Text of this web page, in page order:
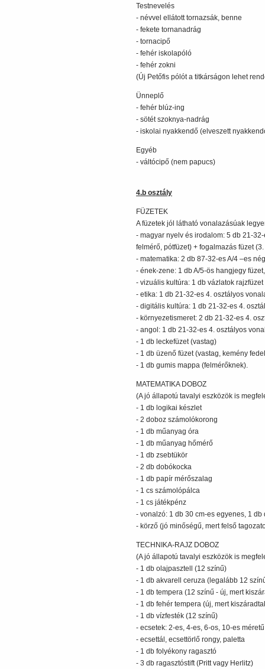
Testnevelés
- névvel ellátott tornazsák, benne
- fekete tornanadrág
- tornacipő
- fehér iskolapóló
- fehér zokni
(Új Petőfis pólót a titkárságon lehet
Ünneplő
- fehér blúz-ing
- sötét szoknya-nadrág
- iskolai nyakkendő (elveszett
Egyéb
- váltócipő (nem papucs)
4.b osztály
FÜZETEK
A füzetek jól látható vonalazásúak
- magyar nyelv és irodalom: 5 db 21-
felmérő, pótfüzet) + fogalmazás füzet
- matematika: 2 db 87-32-es A/4 –es
- ének-zene: 1 db A/5-ös hangjegy
- vizuális kultúra: 1 db vázlatok
- etika: 1 db 21-32-es 4. osztályos
- digitális kultúra: 1 db 21-32-es 4.
- környezetismeret: 2 db 21-32-es 4.
- angol: 1 db 21-32-es 4. osztályos
- 1 db leckefüzet (vastag)
- 1 db üzenő füzet (vastag, kemény
- 1 db gumis mappa (felmérőknek).
MATEMATIKA DOBOZ
(A jó állapotú tavalyi eszközök is
- 1 db logikai készlet
- 2 doboz számolókorong
- 1 db műanyag óra
- 1 db műanyag hőmérő
- 1 db zsebtükör
- 2 db dobókocka
- 1 db papír mérőszalag
- 1 cs számolópálca
- 1 cs játékpénz
- vonalzó: 1 db 30 cm-es egyenes, 1
- körző (jó minőségű, mert felső
TECHNIKA-RAJZ DOBOZ
(A jó állapotú tavalyi eszközök is
- 1 db olajpasztell (12 színű)
- 1 db akvarell ceruza (legalább 12
- 1 db tempera (12 színű - új, mert
- 1 db fehér tempera (új, mert
- 1 db vízfesték (12 színű)
- ecsetek: 2-es, 4-es, 6-os, 10-es méretű
- ecsettál, ecsettörlő rongy, paletta
- 1 db folyékony ragasztó
- 3 db ragasztóstift (Pritt vagy Herlitz)